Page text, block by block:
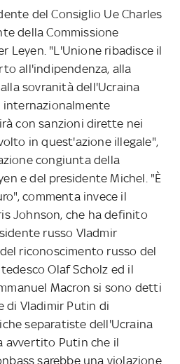
del Consiglio Ue Charles
della Commissione
Leyen. "L'Unione ribadisce il
all'indipendenza, alla
sovranità dell'Ucraina
con sanzioni dirette nei
in quest'azione illegale",
congiunta della
e del presidente Michel. "È
commenta invece il
Johnson, che ha definito
russo Vladmir
riconoscimento russo del
Olaf Scholz ed il
Macron si sono detti
di Vladimir Putin di
separatiste dell'Ucraina
avvertito Putin che il
sarebbe una violazione